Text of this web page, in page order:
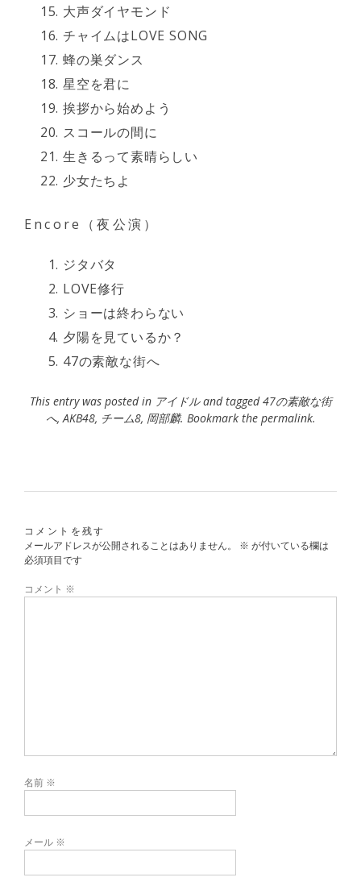
大声ダイヤモンド
チャイムはLOVE SONG
蜂の巣ダンス
星空を君に
挨拶から始めよう
スコールの間に
生きるって素晴らしい
少女たちよ
Encore（夜公演）
ジタバタ
LOVE修行
ショーは終わらない
夕陽を見ているか？
47の素敵な街へ
This entry was posted in アイドルand tagged47の素敵な街
へ,AKB48, チーム8, 岡部麟. Bookmark the permalink.
コメントを残す
メールアドレスが公開されることはありません。
※ が付いている欄は
必須項目です
コメント ※
名前 ※
メール ※